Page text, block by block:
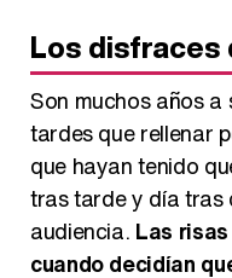
Los disfraces
Son muchos años a
tardes que rellenar
que hayan tenido
tras tarde y día tras
audiencia. Las
cuando decidían